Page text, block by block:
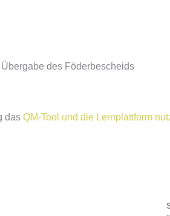
Übergabe des Föderbescheids
das QM-Tool und die Lernplattform